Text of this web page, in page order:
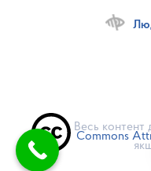
Весь контент
Commons